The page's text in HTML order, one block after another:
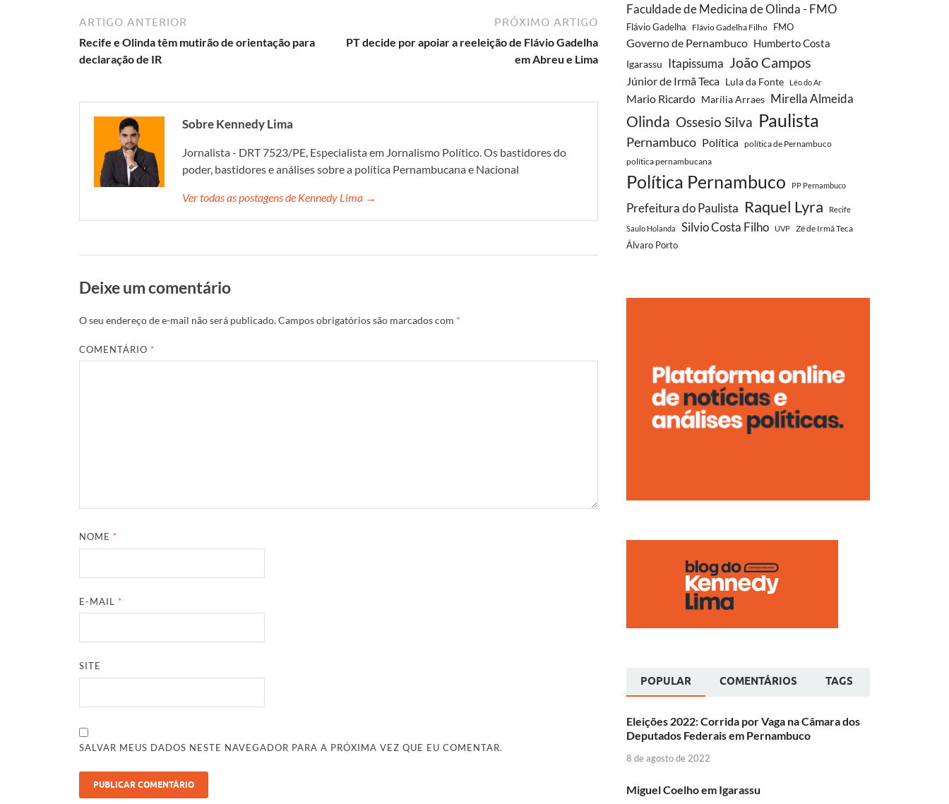
ARTIGO ANTERIOR
Recife e Olinda têm mutirão de orientação para
declaração de IR
PRÓXIMO ARTIGO
PT decide por apoiar a reeleição de Flávio Gadelha
em Abreu e Lima
Sobre Kennedy Lima
Jornalista - DRT 7523/PE, Especialista em Jornalismo Político. Os bastidores do
poder, bastidores e análises sobre a política Pernambucana e Nacional
Ver todas as postagens de Kennedy Lima →
Deixe um comentário
O seu endereço de e-mail não será publicado.Campos obrigatórios são marcados com *
COMENTÁRIO*
NOME*
E-MAIL*
SITE
SALVAR MEUS DADOS NESTE NAVEGADOR PARA A PRÓXIMA VEZ QUE EU COMENTAR.
Faculdade de Medicina de Olinda - FMO
Flávio Gadelha Flávio Gadelha Filho FMO
Governo de Pernambuco Humberto Costa
Igarassu Itapissuma João Campos
Júnior de Irmã Teca Lula da Fonte Léo do Ar
Mario Ricardo Marília Arraes Mirella Almeida
Olinda Ossesio Silva Paulista
Pernambuco Política política de Pernambuco
política pernambucana
Política Pernambuco PP Pernambuco
Prefeitura do Paulista Raquel Lyra Recife
Saulo Holanda Silvio Costa Filho UVP Zé de Irmã Teca
Álvaro Porto
POPULAR COMENTÁRIOS TAGS
Eleições 2022: Corrida por Vaga na Câmara dos
Deputados Federais em Pernambuco
8 de agosto de 2022
Miguel Coelho em Igarassu